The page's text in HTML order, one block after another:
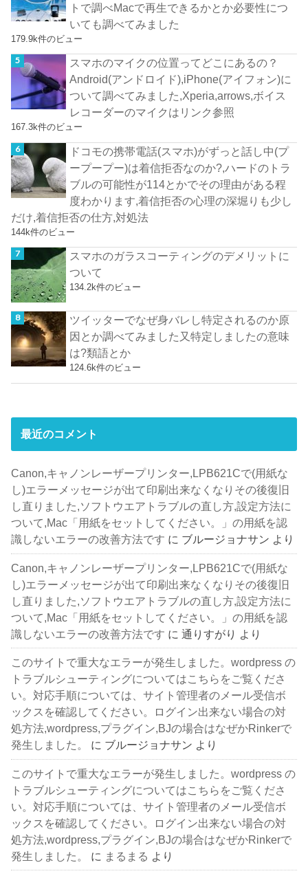
トで調べMacで再生できるかとか必要性につ
いても調べてみました
179.9k件のビュー
スマホのマイクの位置ってどこにあるの？
Android(アンドロイド),iPhone(アイフォン)に
ついて調べてみました,Xperia,arrows,ボイス
レコーダーのマイクはリンク参照
167.3k件のビュー
ドコモの携帯電話(スマホ)がずっと話し中(プ
ープープー)は着信拒否なのか?,ハードのトラ
ブルの可能性が114とかでその理由がある程
度わかります,着信拒否の心理の深堀りも少し
だけ,着信拒否の仕方,対処法
144k件のビュー
スマホのガラスコーティングのデメリットに
ついて
134.2k件のビュー
ツイッターでなぜ身バレし特定されるのか原
因とか調べてみました又特定しましたの意味
は?類語とか
124.6k件のビュー
最近のコメント
Canon,キャノンレーザープリンター,LPB621Cで(用紙な
し)エラーメッセージが出て印刷出来なくなりその後復旧
し直りました,ソフトウエアトラブルの直し方,設定方法に
ついて,Mac「用紙をセットしてください。」の用紙を認
識しないエラーの改善方法です に ブルージョナサン より
Canon,キャノンレーザープリンター,LPB621Cで(用紙な
し)エラーメッセージが出て印刷出来なくなりその後復旧
し直りました,ソフトウエアトラブルの直し方,設定方法に
ついて,Mac「用紙をセットしてください。」の用紙を認
識しないエラーの改善方法です に通りすがり より
このサイトで重大なエラーが発生しました。wordpress の
トラブルシューティングについてはこちらをご覧くださ
い。対応手順については、サイト管理者のメール受信ボ
ックスを確認してください。ログイン出来ない場合の対
処方法,wordpress,プラグイン,BJの場合はなぜかRinkerで
発生しました。
に ブルージョナサン より
このサイトで重大なエラーが発生しました。wordpress の
トラブルシューティングについてはこちらをご覧くださ
い。対応手順については、サイト管理者のメール受信ボ
ックスを確認してください。ログイン出来ない場合の対
処方法,wordpress,プラグイン,BJの場合はなぜかRinkerで
発生しました。
に まるまる より